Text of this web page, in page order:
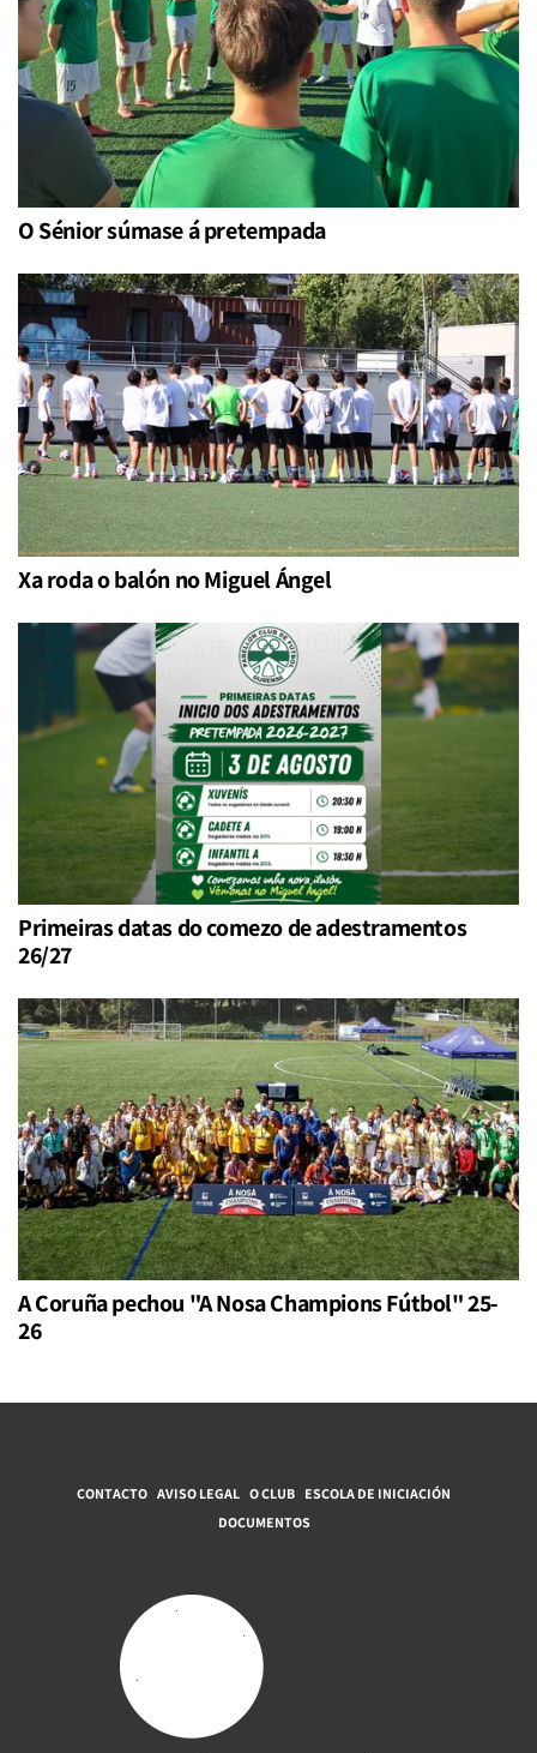
O Sénior súmase á pretempada
Xa roda o balón no Miguel Ángel
Primeiras datas do comezo de adestramentos
26/27
A Coruña pechou "A Nosa Champions Fútbol" 25-
26
CONTACTO AVISO LEGAL O CLUB ESCOLA DE INICIACIÓN
DOCUMENTOS